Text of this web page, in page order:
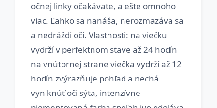
očnej linky očakávate, a ešte omnoho
viac. Ľahko sa nanáša, nerozmazáva sa
a nedráždi oči. Vlastnosti: na viečku
vydrží v perfektnom stave až 24 hodín
na vnútornej strane viečka vydrží až 12
hodín zvýrazňuje pohľad a nechá
vyniknúť oči sýta, intenzívne